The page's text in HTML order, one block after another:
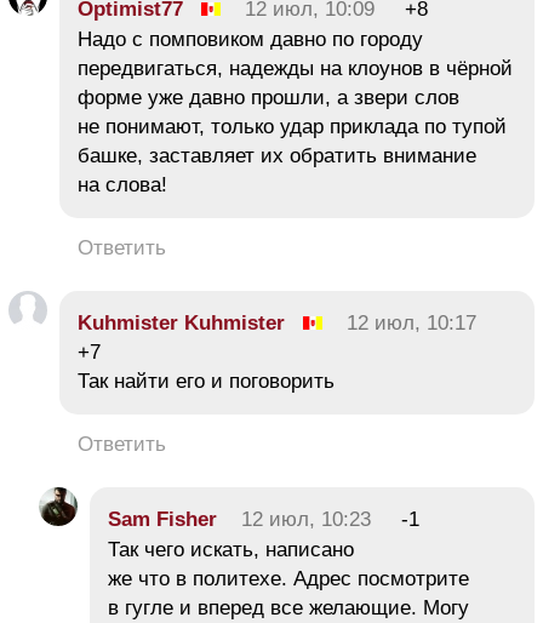
Optimist77 12 июл, 10:09
+8
Надо с помповиком давно по городу
передвигаться, надежды на клоунов в чёрной
форме уже давно прошли, а звери слов
не понимают, только удар приклада по тупой
башке, заставляет их обратить внимание
на слова!
Ответить
Kuhmister Kuhmister
12 июл, 10:17
+7
Так найти его и поговорить
Ответить
Sam Fishеr 12 июл, 10:23
-1
Так чего искать, написано
же что в политехе. Адрес посмотрите
в гугле и вперед все желающие. Могу